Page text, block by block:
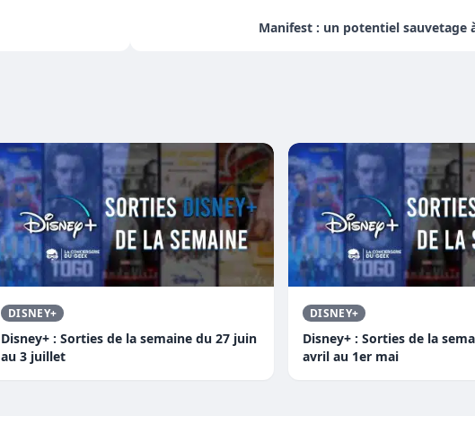
Manifest : un potentiel sauvetage
DISNEY+
Disney+ : Sorties de la semaine du 27 juin
au 3 juillet
DISNEY+
Disney+ : Sorties de la
avril au 1er mai